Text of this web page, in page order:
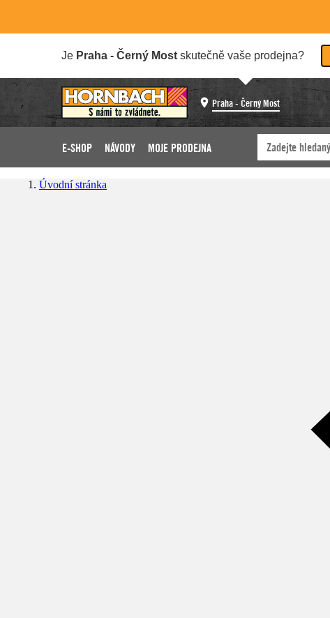
Je Praha - Černý Most skutečně vaše prodejna?
Praha - Černý Most
E-SHOP NÁVODY MOJE PRODEJNA
Úvodní stránka